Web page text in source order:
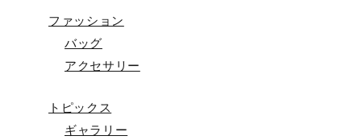
ファッション
バッグ
アクセサリー
トピックス
ギャラリー